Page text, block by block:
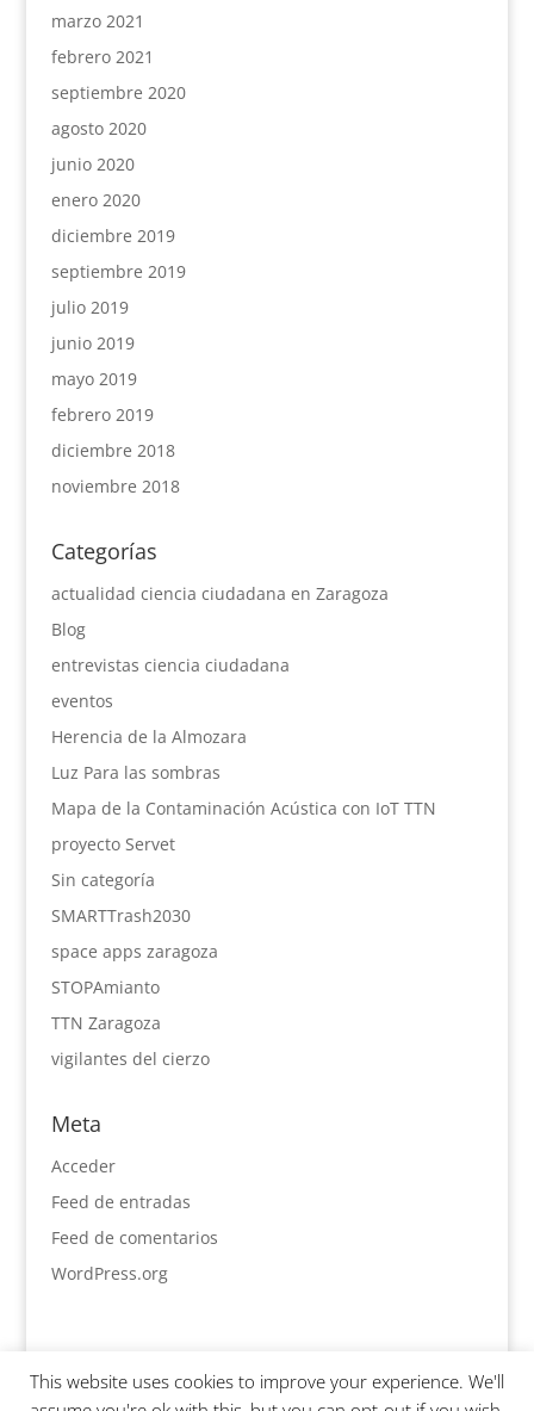
marzo 2021
febrero 2021
septiembre 2020
agosto 2020
junio 2020
enero 2020
diciembre 2019
septiembre 2019
julio 2019
junio 2019
mayo 2019
febrero 2019
diciembre 2018
noviembre 2018
Categorías
actualidad ciencia ciudadana en Zaragoza
Blog
entrevistas ciencia ciudadana
eventos
Herencia de la Almozara
Luz Para las sombras
Mapa de la Contaminación Acústica con IoT TTN
proyecto Servet
Sin categoría
SMARTTrash2030
space apps zaragoza
STOPAmianto
TTN Zaragoza
vigilantes del cierzo
Meta
Acceder
Feed de entradas
Feed de comentarios
WordPress.org
This website uses cookies to improve your experience. We'll